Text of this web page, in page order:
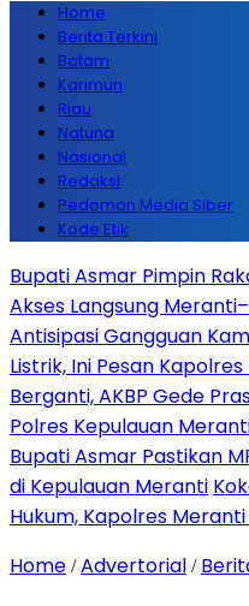
Home
Berita Terkini
Batam
Karimun
Riau
Natuna
Nasional
Redaksi
Pedoman Media Siber
Kode Etik
Bupati Asmar Pimpin
Akses Langsung
Antisipasi Gangguan
Listrik, Ini Pesan
Berganti, AKBP Gede
Polres Kepulauan
Bupati Asmar Pastikan
di Kepulauan Meranti
Hukum, Kapolres
Home /Advertorial /